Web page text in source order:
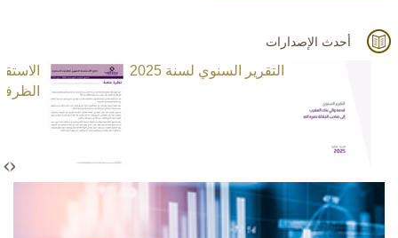
أحدث الإصدارات
التقرير السنوي لسنة 2025